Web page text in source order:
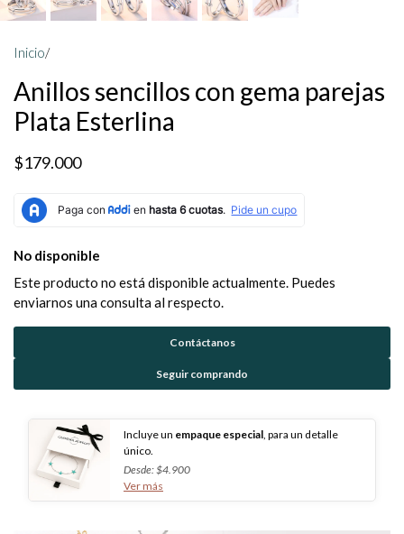
Inicio/
Anillos sencillos con gema parejas
Plata Esterlina
$179.000
No disponible
Este producto no está disponible actualmente. Puedes
enviarnos una consulta al respecto.
Contáctanos
Seguir comprando
Incluye un empaque especial , para un detalle
único.
Desde: $4.900
Ver más